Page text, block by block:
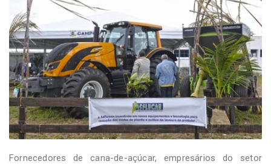
Sistemas
Fornecedores de cana-de-açúcar, empresários do setor